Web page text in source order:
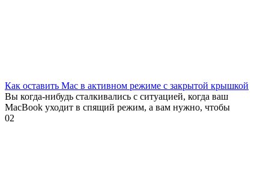
Как оставить Mac в активном режиме с закрытой крышкой
Вы когда-нибудь сталкивались с ситуацией, когда ваш
MacBook уходит в спящий режим, а вам нужно, чтобы
02